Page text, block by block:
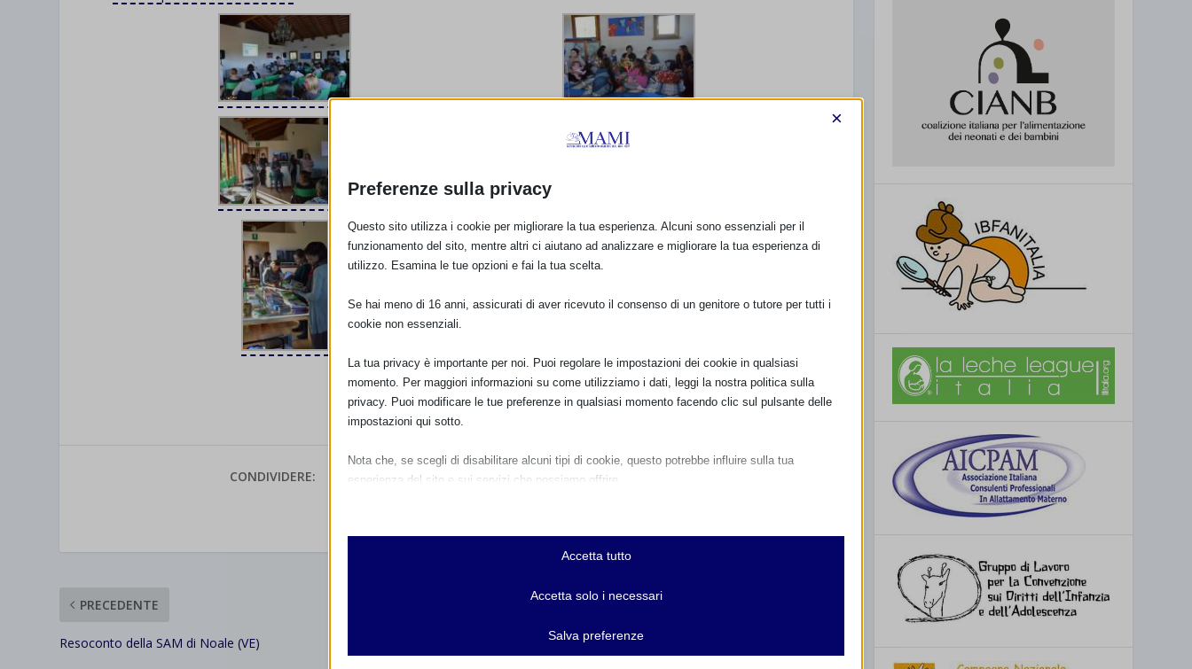
CONDIVIDERE:
PRECEDENTE
Resoconto della SAM di Noale (VE)
Preferenze sulla privacy
×
Questo sito utilizza i cookie per migliorare la tua esperienza. Alcuni sono essenziali per il
funzionamento del sito, mentre altri ci aiutano ad analizzare e migliorare la tua esperienza di
utilizzo. Esamina le tue opzioni e fai la tua scelta.
Se hai meno di 16 anni, assicurati di aver ricevuto il consenso di un genitore o tutore per tutti i
cookie non essenziali.
La tua privacy è importante per noi. Puoi regolare le impostazioni dei cookie in qualsiasi
momento. Per maggiori informazioni su come utilizziamo i dati, leggi la nostra politica sulla
privacy. Puoi modificare le tue preferenze in qualsiasi momento facendo clic sul pulsante delle
impostazioni qui sotto.
Nota che, se scegli di disabilitare alcuni tipi di cookie, questo potrebbe influire sulla tua
esperienza del sito e sui servizi che possiamo offrire.
funzionamento del sito web. Questi cookie e servizi non richiedono il consenso dell'utente
I cookie di statistica raccolgono informazioni sull'utilizzo, consentendoci di ottenere
informazioni su come i visitatori interagiscono con il nostro sito web.
Accetta tutto
Accetta solo i necessari
Salva preferenze